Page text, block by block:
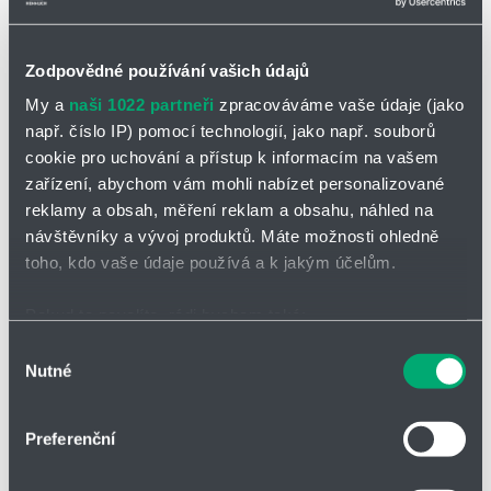
Zodpovědné používání vašich údajů
My a naši 1022 partneři zpracováváme vaše údaje (jako
např. číslo IP) pomocí technologií, jako např. souborů
cookie pro uchování a přístup k informacím na vašem
zařízení, abychom vám mohli nabízet personalizované
reklamy a obsah, měření reklam a obsahu, náhled na
návštěvníky a vývoj produktů. Máte možnosti ohledně
toho, kdo vaše údaje používá a k jakým účelům.
které mohou být přesné na několik metrů
skenování pro konkrétní charakteristiky (otisk prstu)
Zjistěte více o tom, jak zpracováváme vaše osobní
souhlasu
Nutné
Preferenční
Systém je tvořený energetickým řetězem vybaveným elektrickými
kabely a pneumatickým, hydraulickým a senzorovým systémem
včetně konektorových připojení a přepravního a montážního
stojanu.
Přehrajte si video zde